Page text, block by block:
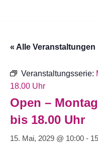
springen
« Alle Veranstaltungen
Veranstaltungsserie:
18.00 Uhr
Open –
bis 18.00 Uhr
15. Mai, 2029 @ 10:00 -